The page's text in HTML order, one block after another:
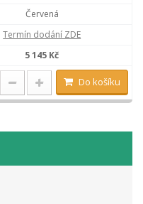
Červená
Termín dodání ZDE
5 145 Kč
Do košíku